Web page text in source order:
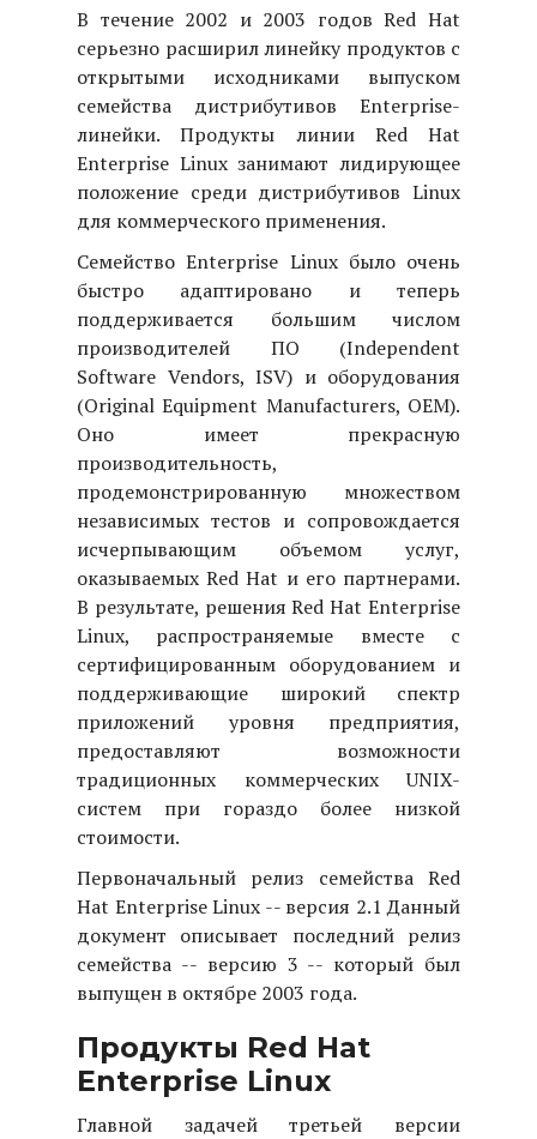
В течение 2002 и 2003 годов Red Hat
серьезно расширил линейку продуктов с
открытыми исходниками выпуском
семейства дистрибутивов Enterprise-
линейки. Продукты линии Red Hat
Enterprise Linux занимают лидирующее
положение среди дистрибутивов Linux
для коммерческого применения.
Семейство Enterprise Linux было очень
быстро адаптировано и теперь
поддерживается большим числом
производителей ПО (Independent
Software Vendors, ISV) и оборудования
(Original Equipment Manufacturers, OEM).
Оно имеет прекрасную
производительность,
продемонстрированную множеством
независимых тестов и сопровождается
исчерпывающим объемом услуг,
оказываемых Red Hat и его партнерами.
В результате, решения Red Hat Enterprise
Linux, распространяемые вместе с
сертифицированным оборудованием и
поддерживающие широкий спектр
приложений уровня предприятия,
предоставляют возможности
традиционных коммерческих UNIX-
систем при гораздо более низкой
стоимости.
Первоначальный релиз семейства Red
Hat Enterprise Linux -- версия 2.1 Данный
документ описывает последний релиз
семейства -- версию 3 -- который был
выпущен в октябре 2003 года.
Продукты Red Hat
Enterprise Linux
Главной задачей третьей версии